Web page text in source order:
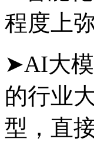
程度上
➤AI大
的行业
型，直